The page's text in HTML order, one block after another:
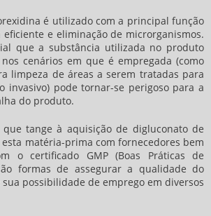
é utilizado com a principal função
e eliminação de microrganismos.
que a substância utilizada no produto
cenários em que é empregada (como
limpeza de áreas a serem tratadas para
invasivo) pode tornar-se perigoso para a
do produto.
tange à aquisição de digluconato de
esta matéria-prima com fornecedores bem
o certificado GMP (Boas Práticas de
formas de assegurar a qualidade do
possibilidade de emprego em diversos